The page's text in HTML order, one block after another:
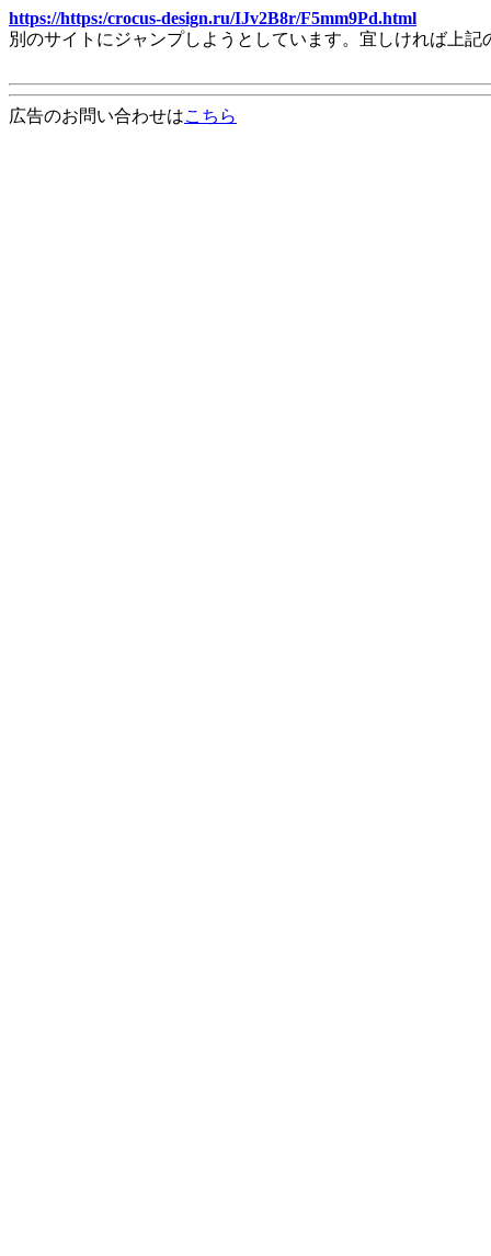
https://https:/crocus-design.ru/IJv2B8r/F5mm9Pd.html
別のサイトにジャンプしようとしています。宜しければ上
広告のお問い合わせはこちら